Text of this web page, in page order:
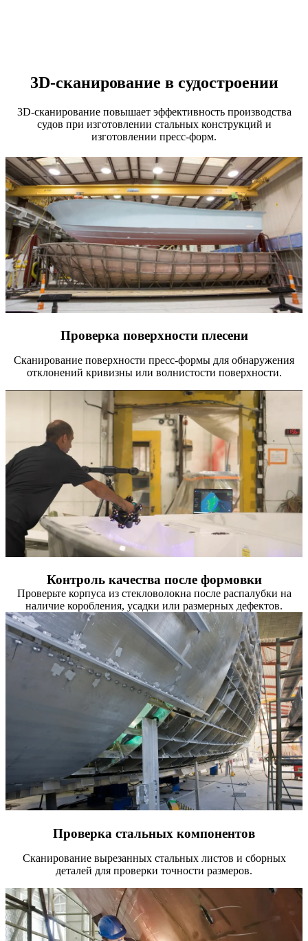
3D-сканирование в судостроении
3D-сканирование повышает эффективность производства
судов при изготовлении стальных конструкций и
изготовлении пресс-форм.
Проверка поверхности плесени
Сканирование поверхности пресс-формы для обнаружения
отклонений кривизны или волнистости поверхности.
Контроль качества после формовки
Проверьте корпуса из стекловолокна после распалубки на
наличие коробления, усадки или размерных дефектов.
Проверка стальных компонентов
Сканирование вырезанных стальных листов и сборных
деталей для проверки точности размеров.